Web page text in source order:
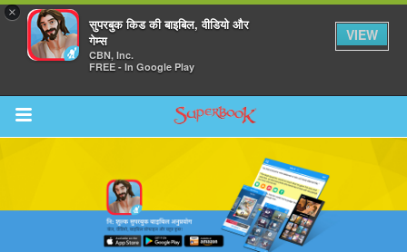
×
सुपरबुक किड की बाइबिल, वीडियो और
गेम्स
CBN, Inc.
FREE - In Google Play
VIEW
Return to Content